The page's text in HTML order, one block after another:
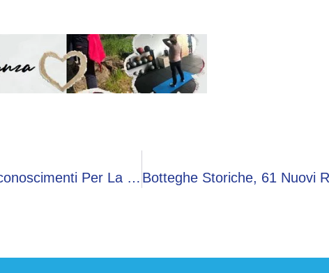
Botteghe Storiche, 61 Nuovi Riconoscimenti Per La Provincia Di Bergamo